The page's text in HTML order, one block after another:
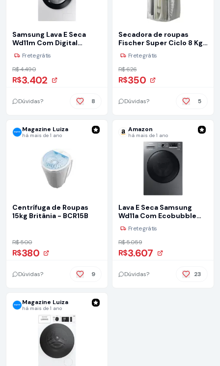
Samsung Lava E Seca
Wd11m Com Digital
Inverter Wd11m4473pw
Branca 11/7kg
Frete grátis
R$ 4.490
R$3.402
Dúvidas? 8
Secadora de roupas
Fischer Super Ciclo 8 Kg
Prata 127v 1150W
Frete grátis
R$ 626
R$350
Dúvidas? 5
Magazine Luiza
há mais de 1 ano
Centrífuga de Roupas
15kg Britânia - BCR15B
R$ 500
R$380
Dúvidas? 9
Amazon
há mais de 1 ano
Lava E Seca Samsung
Wd11a Com Ecobubble
Wd11a4453bx Inox Look
11/7kg 127v
Frete grátis
R$ 5.059
R$3.607
Dúvidas? 23
Magazine Luiza
há mais de 1 ano